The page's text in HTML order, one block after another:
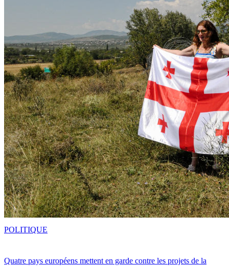
Quatre pays européens mettent en garde contre les projets de la
POLITIQUE